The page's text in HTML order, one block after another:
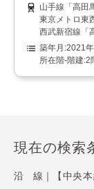
山手線「高
東京メトロ東
西武新宿線「
2021
2
現在の検索
沿 線｜ 【中央